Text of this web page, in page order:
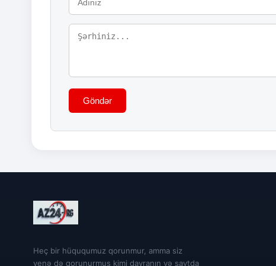
Göndər
Heç bir hüququmuz qorunmur, amma siz
yenə də qorunurmuş kimi davranın və saytda